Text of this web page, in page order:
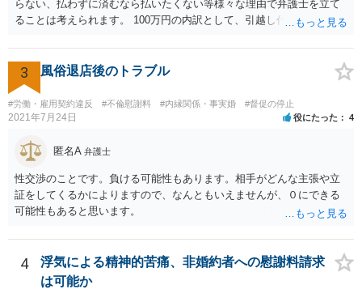
らない、払わずに済むなら払いたくない等様々な理由で弁護士を立て
ることは考えられます。 100万円の内訳として、引越し代等でどの程
によっても追加での請求については変わってくるかと思われます。 ま
た、請求する金額によっては、相手方の判断として、それで全て終わ
るのであれば払っておしまいにする、という考え方もあり得ます。
3 風俗退店後のトラブル
#労働・雇用契約違反 #不倫慰謝料 #内縁関係・事実婚 #督促の停止
2021年7月24日 役にたった 4
匿名A 弁護士
性交渉のことです。負ける可能性もあります。相手がどんな主張や立
証をしてくるかによりますので、なんともいえませんが、０にできる
可能性もあると思います。
4
浮気による精神的苦痛、非婚約者への慰謝料請求
は可能か